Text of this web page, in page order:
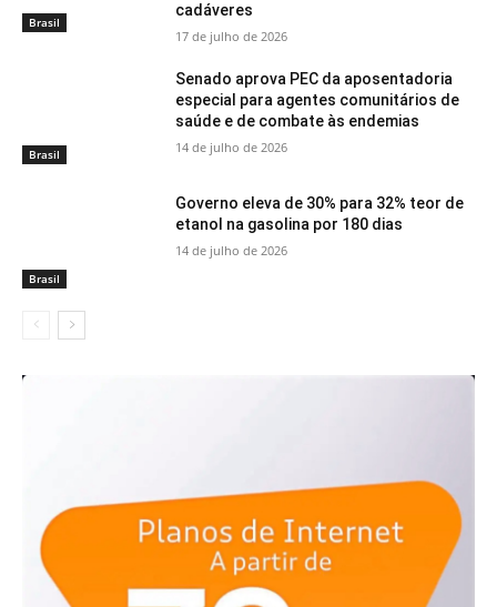
Brasil
cadáveres
17 de julho de 2026
Brasil
Senado aprova PEC da aposentadoria
especial para agentes comunitários de
saúde e de combate às endemias
14 de julho de 2026
Brasil
Governo eleva de 30% para 32% teor de
etanol na gasolina por 180 dias
14 de julho de 2026